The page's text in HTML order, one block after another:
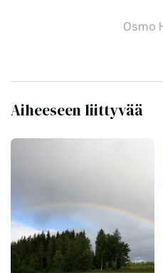
Osmo
Aiheeseen liittyvää